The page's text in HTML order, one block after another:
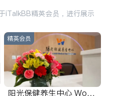
iTalkBB精英会员，进行展示
精英会员
阳光保健养生中心 World